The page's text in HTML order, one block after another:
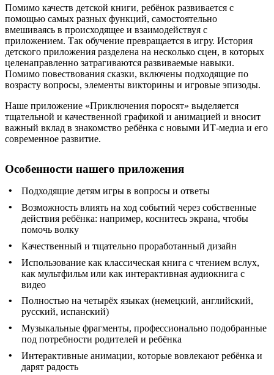
Помимо качеств детской книги, ребёнок развивается с
помощью самых разных функций, самостоятельно
вмешиваясь в происходящее и взаимодействуя с
приложением. Так обучение превращается в игру. История
детского приложения разделена на несколько сцен, в которых
целенаправленно затрагиваются развиваемые навыки.
Помимо повествования сказки, включены подходящие по
возрасту вопросы, элементы викторины и игровые эпизоды.
Наше приложение «Приключения поросят» выделяется
тщательной и качественной графикой и анимацией и вносит
важный вклад в знакомство ребёнка с новыми ИТ-медиа и его
современное развитие.
Особенности нашего приложения
Подходящие детям игры в вопросы и ответы
Возможность влиять на ход событий через собственные
действия ребёнка: например, коснитесь экрана, чтобы
помочь волку
Качественный и тщательно проработанный дизайн
Использование как классическая книга с чтением вслух,
как мультфильм или как интерактивная аудиокнига с
видео
Полностью на четырёх языках (немецкий, английский,
русский, испанский)
Музыкальные фрагменты, профессионально подобранные
под потребности родителей и ребёнка
Интерактивные анимации, которые вовлекают ребёнка и
дарят радость